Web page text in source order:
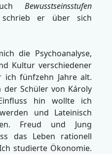
Bewusstseinsstufen
schrieb er über sich
die Psychoanalyse,
Kultur verschiedener
ich fünfzehn Jahre alt.
Schüler von Károly
hin wollte ich
und Lateinisch
Freud und Jung
das Leben rationell
studierte Ökonomie.